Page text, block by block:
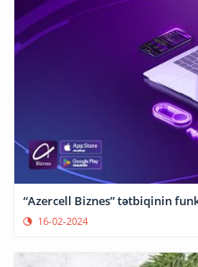
“Azercell Biznes” tətbiqinin
16-02-2024